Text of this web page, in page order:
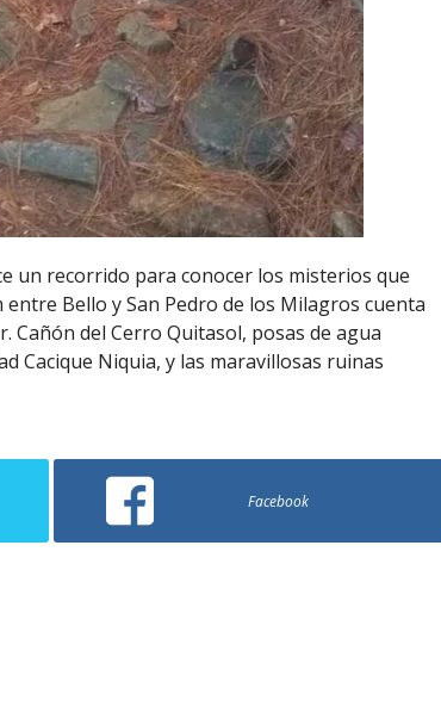
un recorrido para conocer los misterios que
Bello y San Pedro de los Milagros cuenta
Cañón del Cerro Quitasol, posas de agua
Cacique Niquia, y las maravillosas ruinas
Facebook